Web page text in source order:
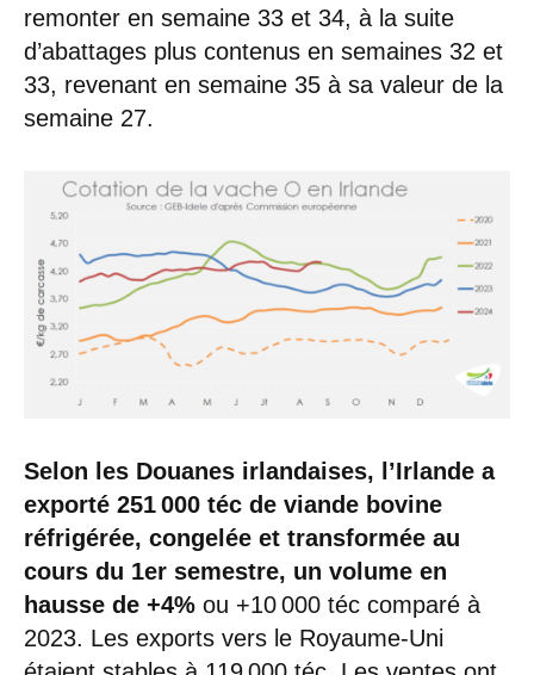
remonter en semaine 33 et 34, à la suite
d’abattages plus contenus en semaines 32 et
33, revenant en semaine 35 à sa valeur de la
semaine 27.
Selon les Douanes irlandaises, l’Irlande a
exporté 251 000 téc de viande bovine
réfrigérée, congelée et transformée au
cours du 1er semestre, un volume en
hausse de +4% ou +10 000 téc comparé à
2023. Les exports vers le Royaume-Uni